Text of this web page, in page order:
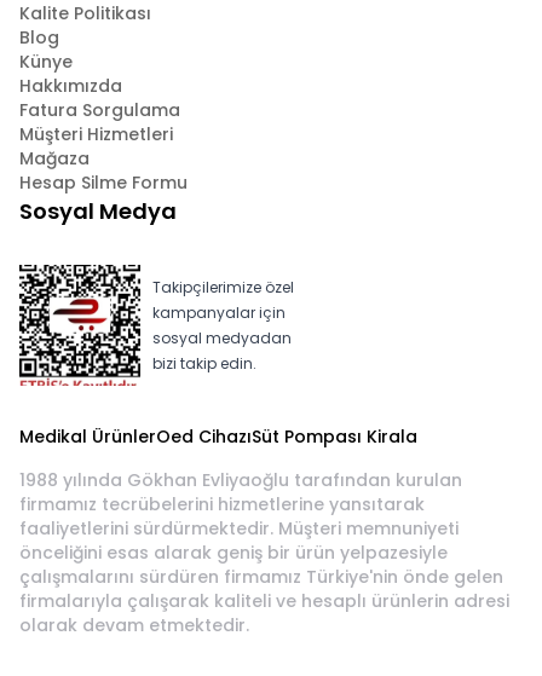
Kalite Politikası
Blog
Künye
Hakkımızda
Fatura Sorgulama
Müşteri Hizmetleri
Mağaza
Hesap Silme Formu
Sosyal Medya
Takipçilerimize özel
kampanyalar için
sosyal medyadan
bizi takip edin.
Medikal ÜrünlerOed CihazıSüt Pompası Kirala
1988 yılında Gökhan Evliyaoğlu tarafından kurulan
firmamız tecrübelerini hizmetlerine yansıtarak
faaliyetlerini sürdürmektedir. Müşteri memnuniyeti
önceliğini esas alarak geniş bir ürün yelpazesiyle
çalışmalarını sürdüren firmamız Türkiye'nin önde gelen
firmalarıyla çalışarak kaliteli ve hesaplı ürünlerin adresi
olarak devam etmektedir.